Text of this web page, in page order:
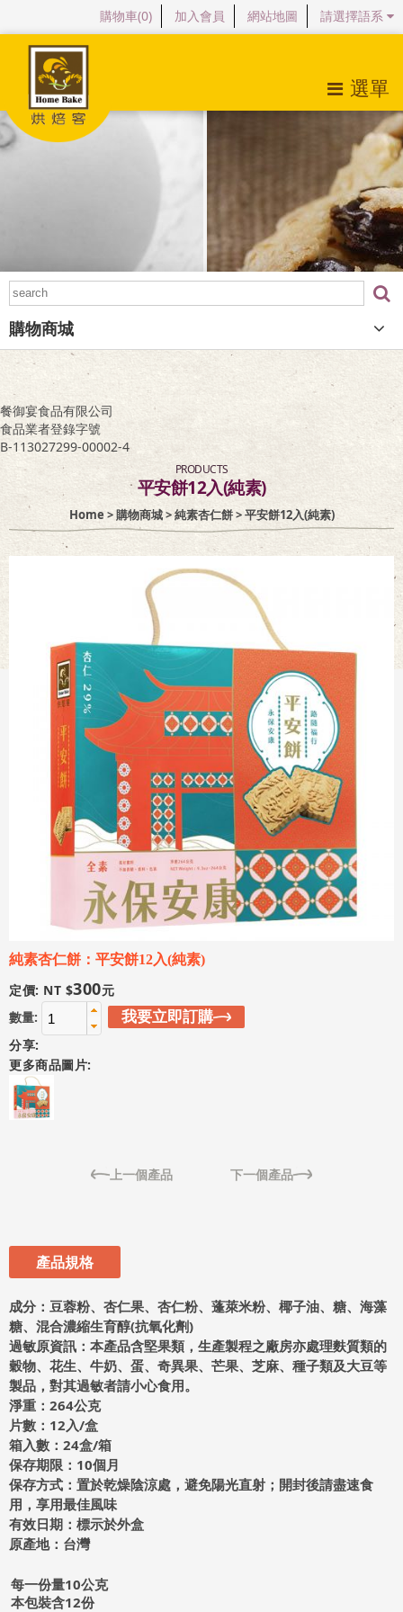
購物車(0) 加入會員 網站地圖 請選擇語系
選單
購物商城
檔案下載
常見問題
客服專區
購物商城
餐御宴食品有限公司
食品業者登錄字號
B-113027299-00002-4
PRODUCTS
平安餅12入(純素)
Home>購物商城>純素杏仁餅> 平安餅12入(純素)
純素杏仁餅：平安餅12入(純素)
定價: NT $300元
數量:
我要立即訂購
分享:
更多商品圖片:
上一個產品 下一個產品
產品規格
成分：豆蓉粉、杏仁果、杏仁粉、蓬萊米粉、椰子油、糖、海藻
糖、混合濃縮生育醇(抗氧化劑)
過敏原資訊：本產品含堅果類，生產製程之廠房亦處理麩質類的
穀物、花生、牛奶、蛋、奇異果、芒果、芝麻、種子類及大豆等
製品，對其過敏者請小心食用。
淨重：264公克
片數：12入/盒
箱入數：24盒/箱
保存期限：10個月
保存方式：置於乾燥陰涼處，避免陽光直射；開封後請盡速食
用，享用最佳風味
有效日期：標示於外盒
原產地：台灣
每一份量10公克
本包裝含12份